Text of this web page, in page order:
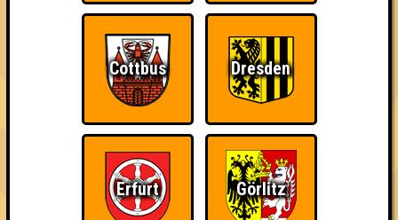
Schwarz ist bunt genug
Errungenschaften
Kleiner Hinweis: bei uns sind Teams, die in einem Stechen
verlieren, trotzdem auf dem 1. Platz - den haben sie sich
schließlich verdient! Entsprechend gibt es für diese auch
Errungenschaften für den 1. Platz.
Cottbus Dresden
Erfurt Görlitz